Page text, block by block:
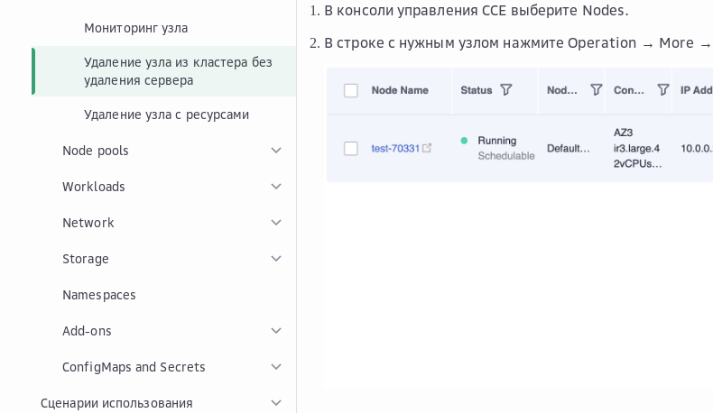
Мониторинг узла
Удаление узла из кластера без
удаления сервера
Удаление узла с ресурсами
Node pools
Workloads
Network
Storage
Namespaces
Add-ons
ConfigMaps and Secrets
Сценарии использования
В консоли управленияCCE выберите Nodes.
В строке с нужным узлом нажмитеOperation → More →